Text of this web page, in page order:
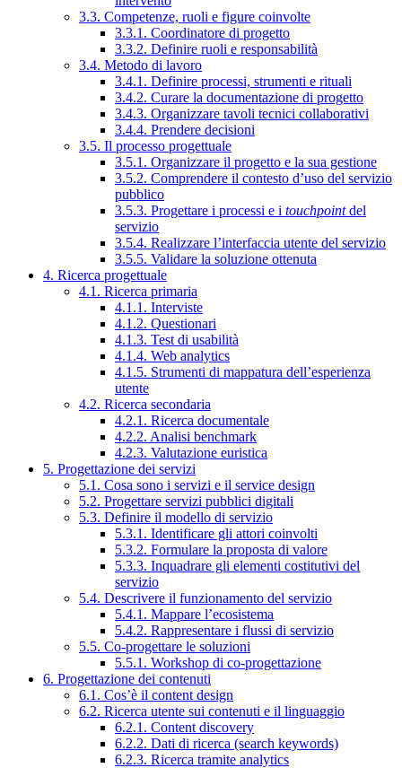
3.3. Competenze, ruoli e figure coinvolte
3.3.1. Coordinatore di progetto
3.3.2. Definire ruoli e responsabilità
3.4. Metodo di lavoro
3.4.1. Definire processi, strumenti e rituali
3.4.2. Curare la documentazione di progetto
3.4.3. Organizzare tavoli tecnici collaborativi
3.4.4. Prendere decisioni
3.5. Il processo progettuale
3.5.1. Organizzare il progetto e la sua gestione
3.5.2. Comprendere il contesto d’uso del servizio
pubblico
3.5.3. Progettare i processi e i touchpointdel
servizio
3.5.4. Realizzare l’interfaccia utente del servizio
3.5.5. Validare la soluzione ottenuta
4. Ricerca progettuale
4.1. Ricerca primaria
4.1.1. Interviste
4.1.2. Questionari
4.1.3. Test di usabilità
4.1.4. Web analytics
4.1.5. Strumenti di mappatura dell’esperienza
utente
4.2. Ricerca secondaria
4.2.1. Ricerca documentale
4.2.2. Analisi benchmark
4.2.3. Valutazione euristica
5. Progettazione dei servizi
5.1. Cosa sono i servizi e il service design
5.2. Progettare servizi pubblici digitali
5.3. Definire il modello di servizio
5.3.1. Identificare gli attori coinvolti
5.3.2. Formulare la proposta di valore
5.3.3. Inquadrare gli elementi costitutivi del
servizio
5.4. Descrivere il funzionamento del servizio
5.4.1. Mappare l’ecosistema
5.4.2. Rappresentare i flussi di servizio
5.5. Co-progettare le soluzioni
5.5.1. Workshop di co-progettazione
6. Progettazione dei contenuti
6.1. Cos’è il content design
6.2. Ricerca utente sui contenuti e il linguaggio
6.2.1. Content discovery
6.2.2. Dati di ricerca (search keywords)
6.2.3. Ricerca tramite analytics